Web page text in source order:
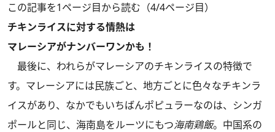
この記事を1ページ目から読む（4/4ページ目）
チキンライスに対する情熱は
マレーシアがナンバーワンかも！
最後に、われらがマレーシアのチキンライスの特徴で
す。マレーシアには民族ごと、地方ごとに色々なチキンラ
イスがあり、なかでもいちばんポピュラーなのは、シンガ
ポールと同じ、海南島をルーツにもつ海南鶏飯。中国系の